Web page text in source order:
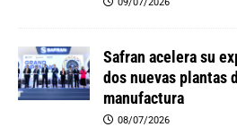
Safran acelera su
dos nuevas plantas
manufactura
08/07/2026